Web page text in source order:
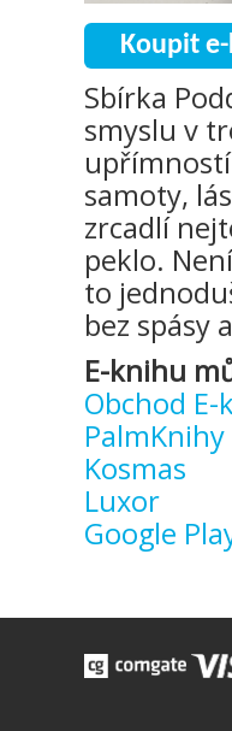
Koupit
Sbírka
smyslu v
samoty,
zrcadlí
peklo.
to
bez spásy
E-knihu
Obchod
PalmKnihy
Kosmas
Luxor
Google